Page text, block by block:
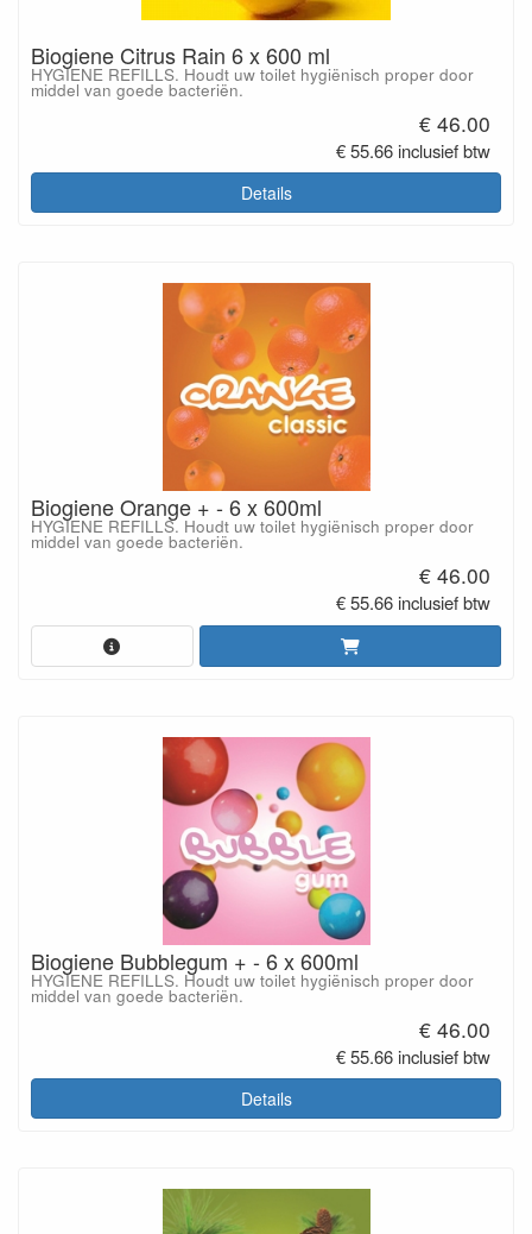
Biogiene Citrus Rain 6 x 600 ml
HYGIENE REFILLS. Houdt uw toilet hygiënisch proper door
middel van goede bacteriën.
€ 46.00
€ 55.66 inclusief btw
Details
Biogiene Orange + - 6 x 600ml
HYGIENE REFILLS. Houdt uw toilet hygiënisch proper door
middel van goede bacteriën.
€ 46.00
€ 55.66 inclusief btw
Biogiene Bubblegum + - 6 x 600ml
HYGIENE REFILLS. Houdt uw toilet hygiënisch proper door
middel van goede bacteriën.
€ 46.00
€ 55.66 inclusief btw
Details